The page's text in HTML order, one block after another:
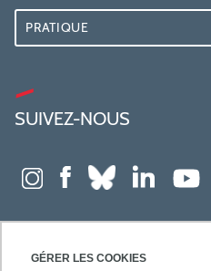
GÉRER LES COOKIES
PRATIQUE
SUIVEZ-NOUS